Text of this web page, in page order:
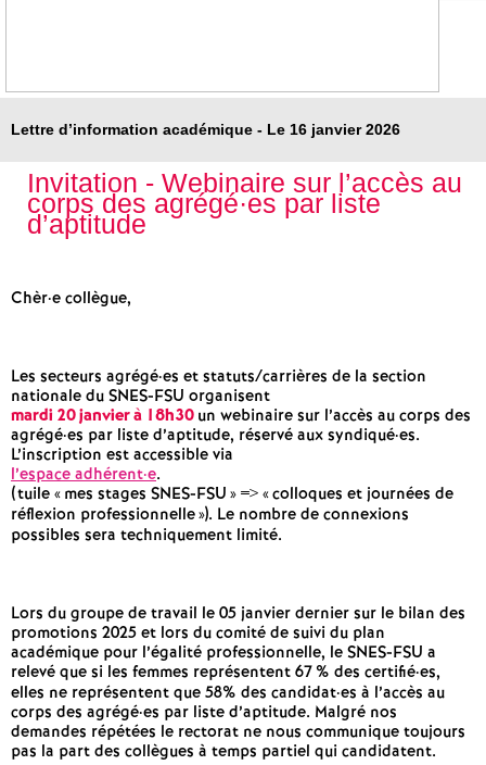
E
n
s
g
n
e
e
n
t
Lettre d’information académique - Le 16 janvier 2026
Invitation - Webinaire sur l’accès au
corps des agrégé·es par liste
d’aptitude
Chèr·e collègue,
Les secteurs agrégé·es et statuts/carrières de la section
nationale du SNES-FSU organisent
mardi 20 janvier à 18h30un webinaire sur l’accès au corps des
agrégé·es par liste d’aptitude, réservé aux syndiqué·es.
L’inscription est accessible via
l’espace adhérent·e.
(tuile «mes stages SNES-FSU» => «colloques et journées de
réflexion professionnelle»). Le nombre de connexions
possibles sera techniquement limité.
Lors du groupe de travail le 05 janvier dernier sur le bilan des
promotions 2025 et lors du comité de suivi du plan
académique pour l’égalité professionnelle, le SNES-FSU a
relevé que si les femmes représentent 67% des certifié·es,
elles ne représentent que 58% des candidat·es à l’accès au
corps des agrégé·es par liste d’aptitude. Malgré nos
demandes répétées le rectorat ne nous communique toujours
pas la part des collègues à temps partiel qui candidatent.